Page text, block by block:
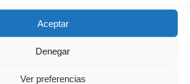
Aceptar
Denegar
Ver preferencias